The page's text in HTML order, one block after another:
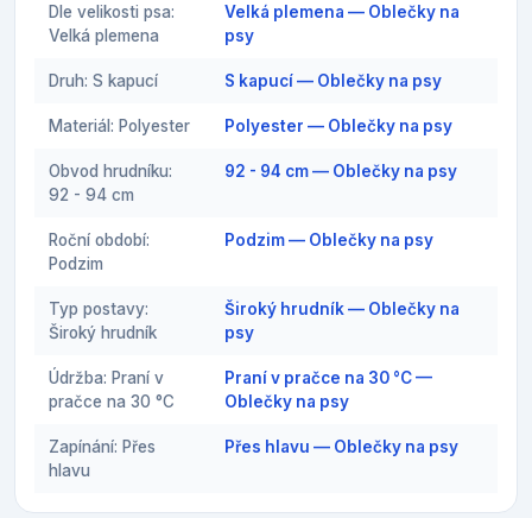
Dle velikosti psa:
Velká plemena
Velká plemena — Oblečky na
psy
Druh: S kapucí S kapucí — Oblečky na psy
Materiál: Polyester Polyester — Oblečky na psy
Obvod hrudníku:
92 - 94 cm
92 - 94 cm — Oblečky na psy
Roční období:
Podzim
Podzim — Oblečky na psy
Typ postavy:
Široký hrudník
Široký hrudník — Oblečky na
psy
Údržba: Praní v
pračce na 30 °C
Praní v pračce na 30 °C —
Oblečky na psy
Zapínání: Přes
hlavu
Přes hlavu — Oblečky na psy